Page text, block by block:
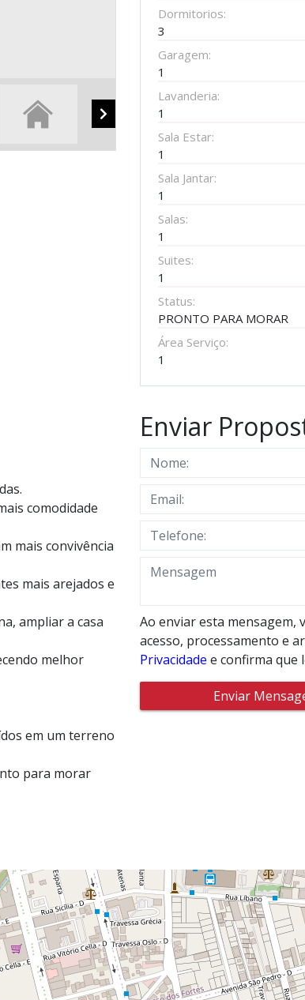
Dormitorios:
3
Garagem:
1
Lavanderia:
1
Sala Estar:
1
Sala Jantar:
1
Salas:
1
Suites:
1
Status:
PRONTO PARA MORAR
Área Serviço:
1
comodidade
mais convivência
mais arejados e
ampliar a casa
melhor
em um terreno
para morar
Enviar
Ao enviar esta mensagem,
acesso, processamento e
Privacidade e confirma que
Enviar